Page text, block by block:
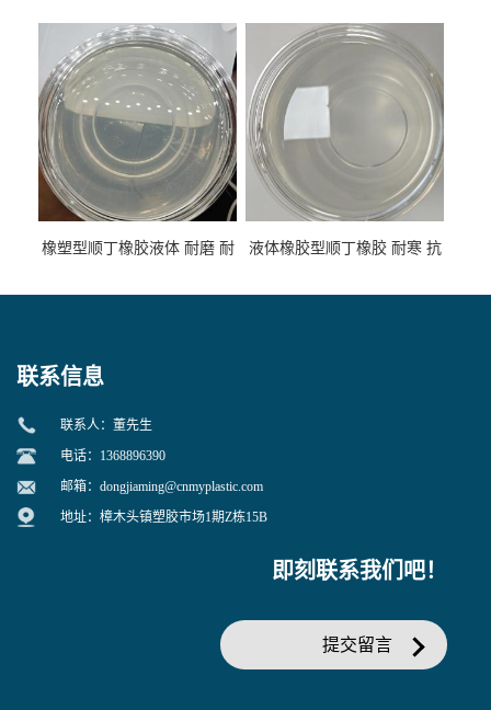
性
专用
橡塑型顺丁橡胶液体 耐磨 耐
液体橡胶型顺丁橡胶 耐寒 抗
联系信息
联系人：董先生
电话：1368896390
邮箱： dongjiaming@cnmyplastic.com
地址：樟木头镇塑胶市场1期Z栋15B
即刻联系我们吧！
提交留言